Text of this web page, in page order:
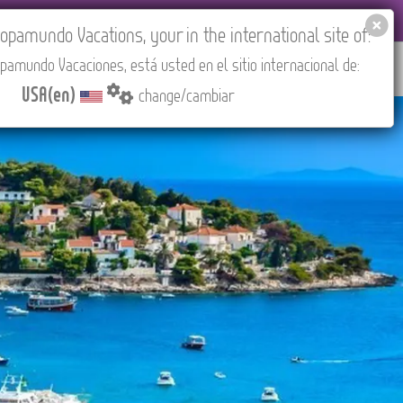
ABOUT US CONTACT Find your Tour
Vacations, your in the international site of:
Vacaciones, está usted en el sitio internacional de:
USA(en) change/cambiar